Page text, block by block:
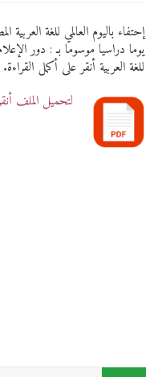
يوما دراسيا موسوما بـ : دور
للغة العربية أنقر على أكمل القراءة.
لتحميل الملف